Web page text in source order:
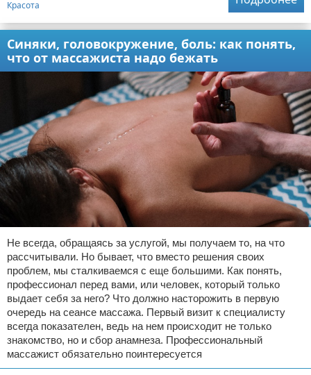
Красота
Синяки, головокружение, боль: как понять,
что от массажиста надо бежать
Не всегда, обращаясь за услугой, мы получаем то, на что
рассчитывали. Но бывает, что вместо решения своих
проблем, мы сталкиваемся с еще большими. Как понять,
профессионал перед вами, или человек, который только
выдает себя за него? Что должно насторожить в первую
очередь на сеансе массажа. Первый визит к специалисту
всегда показателен, ведь на нем происходит не только
знакомство, но и сбор анамнеза. Профессиональный
массажист обязательно поинтересуется